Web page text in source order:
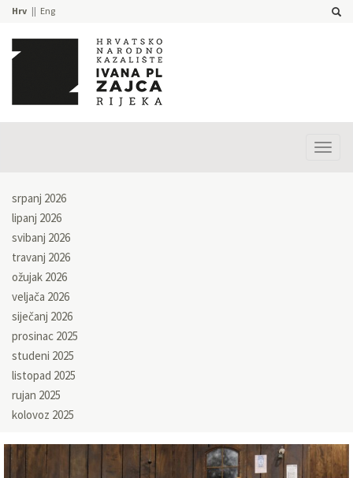
Hrv Eng
srpanj 2026
lipanj 2026
svibanj 2026
travanj 2026
ožujak 2026
veljača 2026
siječanj 2026
prosinac 2025
studeni 2025
listopad 2025
rujan 2025
kolovoz 2025